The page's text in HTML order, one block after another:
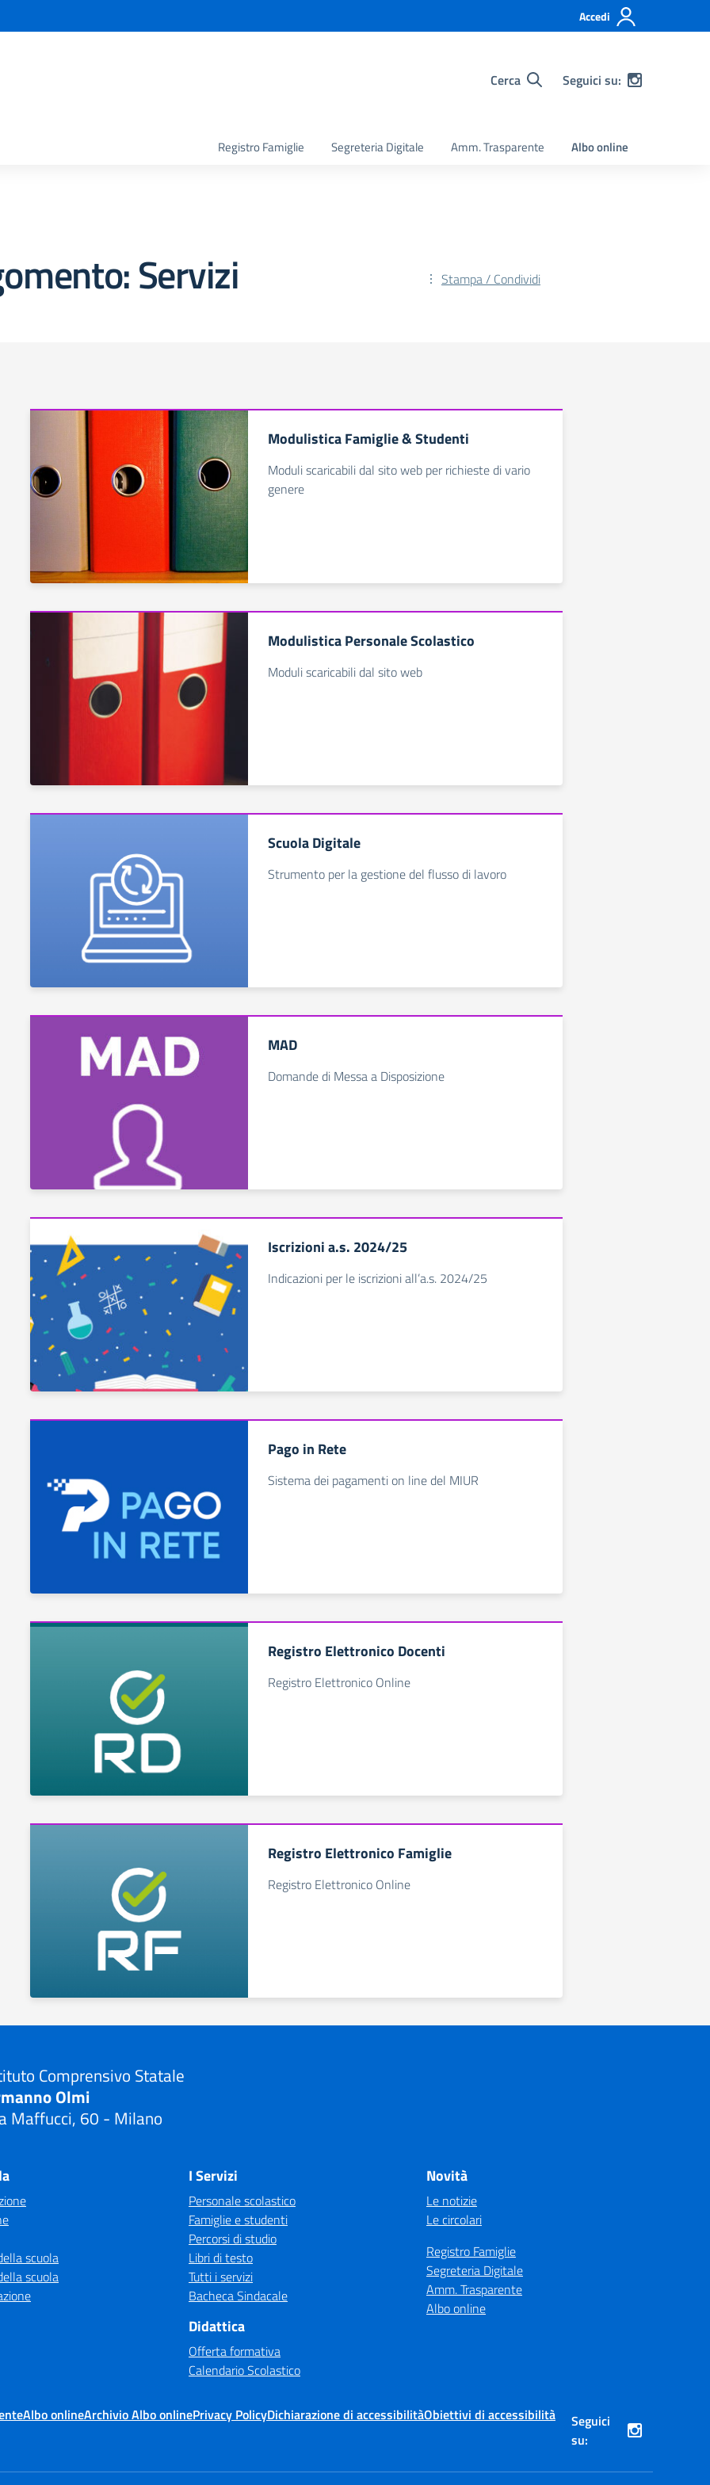
Accedi
Cerca Seguici su:
Registro Famiglie Segreteria Digitale Amm. Trasparente Albo online
Servizi Stampa / Condividi
Modulistica Famiglie & Studenti
Moduli scaricabili dal sito web per richieste di vario
genere
Modulistica Personale Scolastico
Moduli scaricabili dal sito web
Scuola Digitale
Strumento per la gestione del flusso di lavoro
MAD
Domande di Messa a Disposizione
Iscrizioni a.s. 2024/25
Indicazioni per le iscrizioni all’a.s. 2024/25
Pago in Rete
Sistema dei pagamenti on line del MIUR
Registro Elettronico Docenti
Registro Elettronico Online
Registro Elettronico Famiglie
Registro Elettronico Online
Comprensivo Statale
Olmi
Maffucci, 60 - Milano
scuola
scuola
I Servizi
Personale scolastico
Famiglie e studenti
Percorsi di studio
Libri di testo
Tutti i servizi
Bacheca Sindacale
Didattica
Offerta formativa
Calendario Scolastico
Novità
Le notizie
Le circolari
Registro Famiglie
Segreteria Digitale
Amm. Trasparente
Albo online
Albo onlineArchivio Albo onlinePrivacy PolicyDichiarazione di accessibilitàObiettivi di accessibilità
Seguici
su: